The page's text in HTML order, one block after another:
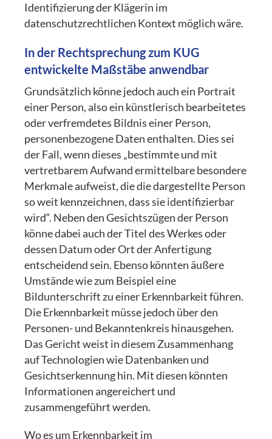
Identifizierung der Klägerin im
datenschutzrechtlichen Kontext möglich wäre.
In der Rechtsprechung zum KUG
entwickelte Maßstäbe anwendbar
Grundsätzlich könne jedoch auch ein Portrait
einer Person, also ein künstlerisch bearbeitetes
oder verfremdetes Bildnis einer Person,
personenbezogene Daten enthalten. Dies sei
der Fall, wenn dieses „bestimmte und mit
vertretbarem Aufwand ermittelbare besondere
Merkmale aufweist, die die dargestellte Person
so weit kennzeichnen, dass sie identifizierbar
wird“. Neben den Gesichtszügen der Person
könne dabei auch der Titel des Werkes oder
dessen Datum oder Ort der Anfertigung
entscheidend sein. Ebenso könnten äußere
Umstände wie zum Beispiel eine
Bildunterschrift zu einer Erkennbarkeit führen.
Die Erkennbarkeit müsse jedoch über den
Personen- und Bekanntenkreis hinausgehen.
Das Gericht weist in diesem Zusammenhang
auf Technologien wie Datenbanken und
Gesichtserkennung hin. Mit diesen könnten
Informationen angereichert und
zusammengeführt werden.
Wo es um Erkennbarkeit im